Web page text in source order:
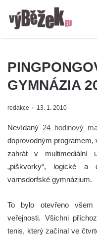
GYMNÁZIA
redakce 13. 1. 2010
Nevídaný 24 hodinový
doprovodným
zahrát v multimediální
„piškvorky“, logické a
varnsdorfské gymnázium.
To bylo otevřeno
veřejnosti. Všichni
tenis, který začínal ve